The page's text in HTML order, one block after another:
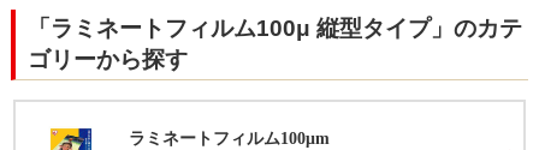
「ラミネートフィルム100μ 縦型タイプ」のカテ
ゴリーから探す
ラミネートフィルム100μm